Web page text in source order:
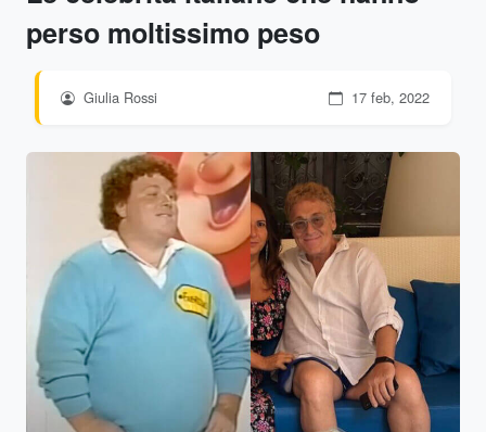
perso moltissimo peso
Giulia Rossi 17 feb, 2022